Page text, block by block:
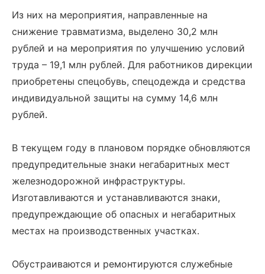
Из них на мероприятия, направленные на
снижение травматизма, выделено 30,2 млн
рублей и на мероприятия по улучшению условий
труда – 19,1 млн рублей. Для работников дирекции
приобретены спецобувь, спецодежда и средства
индивидуальной защиты на сумму 14,6 млн
рублей.
В текущем году в плановом порядке обновляются
предупредительные знаки негабаритных мест
железнодорожной инфраструктуры.
Изготавливаются и устанавливаются знаки,
предупреждающие об опасных и негабаритных
местах на производственных участках.
Обустраиваются и ремонтируются служебные